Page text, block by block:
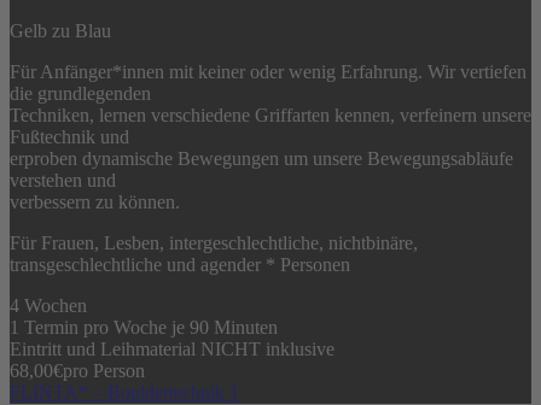
Gelb zu Blau
Für Anfänger*innen mit keiner oder wenig Erfahrung. Wir vertiefen
die grundlegenden
Techniken, lernen verschiedene Griffarten kennen, verfeinern unsere
Fußtechnik und
erproben dynamische Bewegungen um unsere Bewegungsabläufe
verstehen und
verbessern zu können.
Für Frauen, Lesben, intergeschlechtliche, nichtbinäre,
transgeschlechtliche und agender * Personen
4 Wochen
1 Termin pro Woche je 90 Minuten
Eintritt und Leihmaterial NICHT inklusive
68,00€pro Person
FLINTA* – Bouldertechnik 1